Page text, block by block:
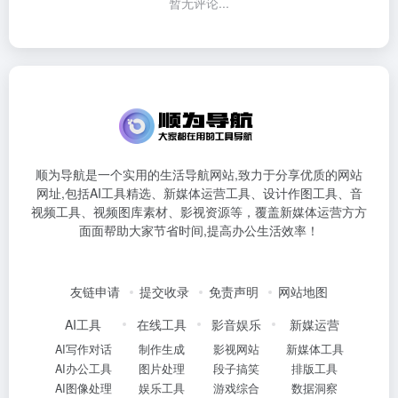
顺为导航是一个实用的生活导航网站,致力于分享优质的网站
网址,包括AI工具精选、新媒体运营工具、设计作图工具、音
视频工具、视频图库素材、影视资源等，覆盖新媒体运营方方
面面帮助大家节省时间,提高办公生活效率！
友链申请 提交收录 免责声明
网站地图
AI工具
AI写作对话
AI办公工具
AI图像处理
在线工具
制作生成
图片处理
娱乐工具
影音娱乐
影视网站
段子搞笑
游戏综合
新媒运营
新媒体工具
排版工具
数据洞察